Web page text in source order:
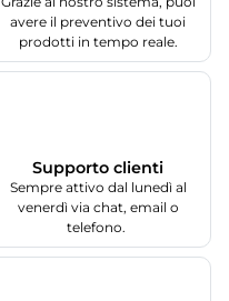
avere il preventivo dei tuoi
prodotti in tempo reale.
Supporto clienti
Sempre attivo dal lunedì al
venerdì via chat, email o
telefono.